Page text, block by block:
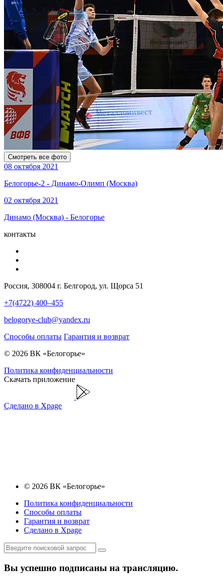
Смотреть все фото
08 октября 2021
Белогорье-2 - Динамо-Олимп (Москва)
02 октября 2021
Динамо (Москва) - Белогорье
контакты
Россия, 308004 г. Белгород, ул. Щорса 51
+7(4722) 400–455
belogorye-club@yandex.ru
Способы оплаты Гарантия и возврат
© 2026 ВК «Белогорье»
Политика конфиденциальности
Скачать приложение
Сделано в Xpage
© 2026 ВК «Белогорье»
Политика конфиденциальности
Способы оплаты
Гарантия и возврат
Сделано в Xpage
Вы успешно подписаны на трансляцию.